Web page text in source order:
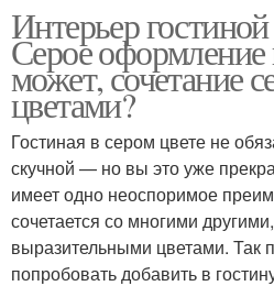
Интерьер
Серое
может, сочетание
цветами?
Гостиная в сером цвете не
скучной — но вы это уже
имеет одно неоспоримое
сочетается со многими
выразительными цветами. Так
попробовать добавить в